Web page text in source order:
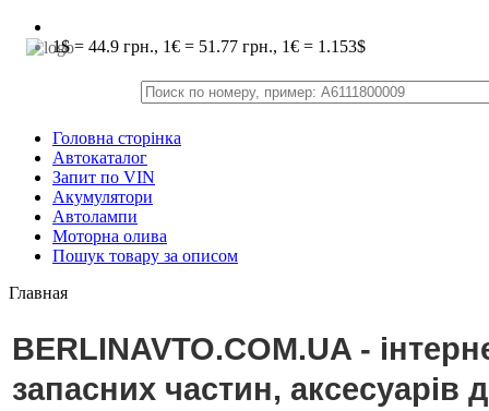
1$ = 44.9 грн., 1€ = 51.77 грн., 1€ = 1.153$
Головна сторінка
Автокаталог
Запит по VIN
Акумулятори
Автолампи
Моторна олива
Пошук товару за описом
Главная
BERLINAVTO.COM.UA -
запасних частин, аксесуарів